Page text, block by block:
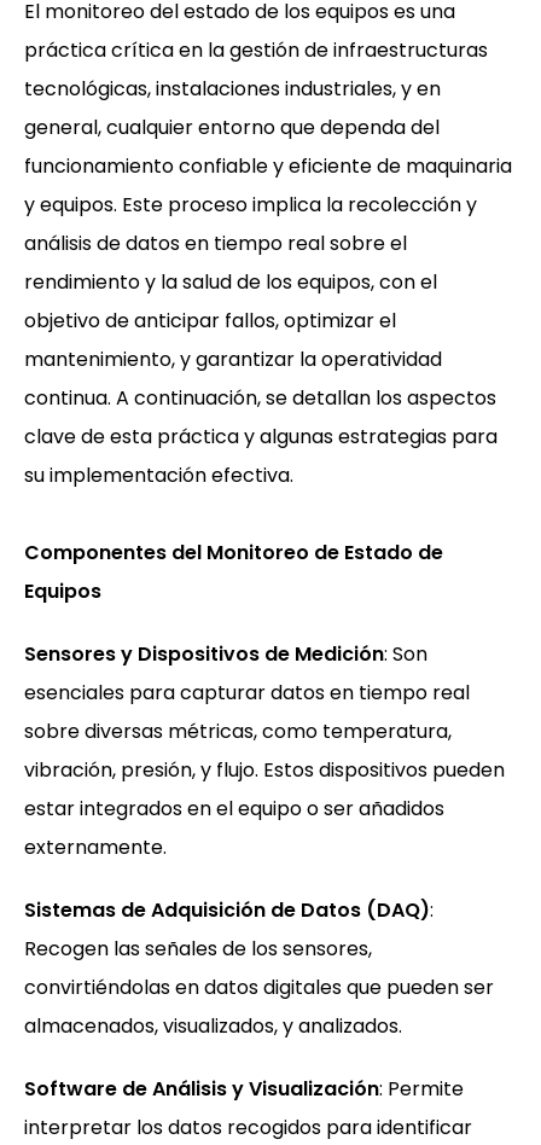
El monitoreo del estado de los equipos es una
práctica crítica en la gestión de infraestructuras
tecnológicas, instalaciones industriales, y en
general, cualquier entorno que dependa del
funcionamiento confiable y eficiente de maquinaria
y equipos. Este proceso implica la recolección y
análisis de datos en tiempo real sobre el
rendimiento y la salud de los equipos, con el
objetivo de anticipar fallos, optimizar el
mantenimiento, y garantizar la operatividad
continua. A continuación, se detallan los aspectos
clave de esta práctica y algunas estrategias para
su implementación efectiva.
Componentes del Monitoreo de Estado de
Equipos
Sensores y Dispositivos de Medición: Son
esenciales para capturar datos en tiempo real
sobre diversas métricas, como temperatura,
vibración, presión, y flujo. Estos dispositivos pueden
estar integrados en el equipo o ser añadidos
externamente.
Sistemas de Adquisición de Datos (DAQ):
Recogen las señales de los sensores,
convirtiéndolas en datos digitales que pueden ser
almacenados, visualizados, y analizados.
Software de Análisis y Visualización: Permite
interpretar los datos recogidos para identificar